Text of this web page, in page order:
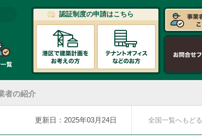
認証制度の申請はこちら
者の紹介
全国一覧へもどる
更新日：2025年03月24日